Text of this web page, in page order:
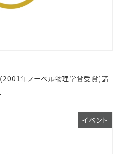
(2001年ノーベル物理学賞受賞)講
イベント